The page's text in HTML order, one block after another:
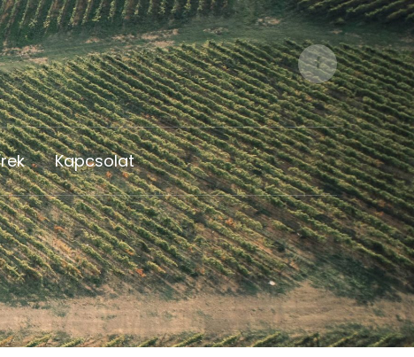
Facebook
Profile
Kapcsolat